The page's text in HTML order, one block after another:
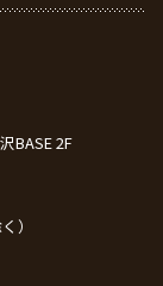
BASE 2F
）